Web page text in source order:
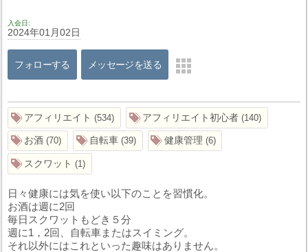
入会日
2024年01月02日
フォローする メッセージを送る
アフィリエイト 534 アフィリエイト初心者 140
お酒 70 自転車 39 健康管理 6
スクワット 1
日々健康には気を使い以下のことを習慣化。
お酒は週に2回
毎日スクワットもどき５分
週に1，2回、自転車またはスイミング。
それ以外にはこれといった趣味はありません。